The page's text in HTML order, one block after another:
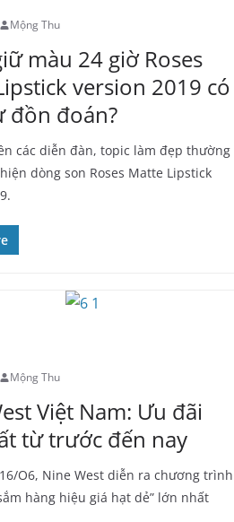
Mộng Thu
màu 24 giờ Roses
version 2019 có
đồn đoán?
các diễn đàn, topic làm đẹp thường
dòng son Roses Matte Lipstick
Mộng Thu
Việt Nam: Ưu đãi
từ trước đến nay
O6, Nine West diễn ra chương trình
hàng hiệu giá hạt dẻ” lớn nhất